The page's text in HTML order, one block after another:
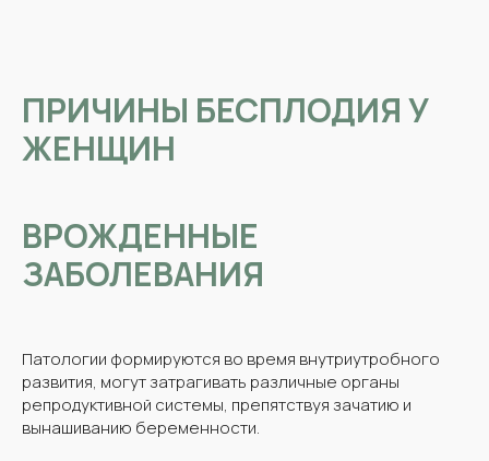
ПРИЧИНЫ БЕСПЛОДИЯ У
ЖЕНЩИН
ВРОЖДЕННЫЕ
ЗАБОЛЕВАНИЯ
Патологии формируются во время внутриутробного
развития, могут затрагивать различные органы
репродуктивной системы, препятствуя зачатию и
вынашиванию беременности.